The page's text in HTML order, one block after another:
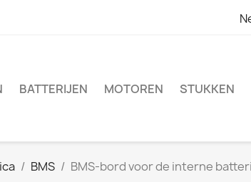
BATTERIJEN MOTOREN STUKKEN
BMS BMS-bord voor de interne